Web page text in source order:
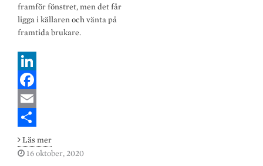
framför fönstret, men det får
ligga i källaren och vänta på
framtida brukare.
L
n
k
e
F
a
c
e
E
m
a
S
h
Ibland
är
Läs mer
16 oktober, 2020